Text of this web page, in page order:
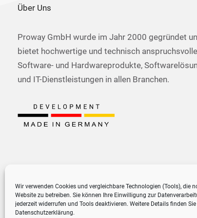
Wir verwenden Cookies und vergleichbare Technologien (Tools), die
Website zu betreiben. Sie können Ihre Einwilligung zur
jederzeit widerrufen und Tools deaktivieren. Weitere Details finden
Datenschutzerklärung.
Über Uns
Proway GmbH wurde im Jahr 2000 gegründet
bietet hochwertige und technisch anspruchsvolle
Software- und Hardwareprodukte,
und IT-Dienstleistungen in allen Branchen.